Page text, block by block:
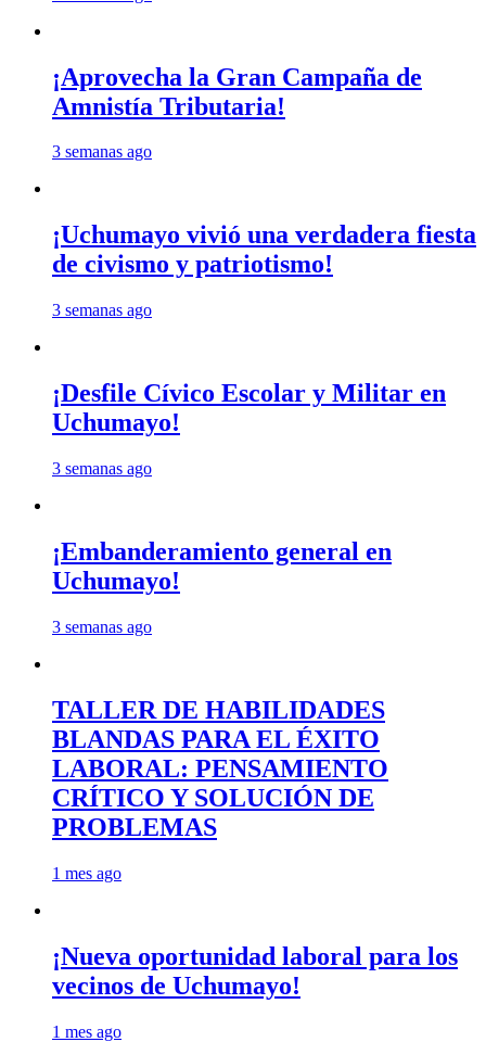
¡Aprovecha la Gran Campaña de
Amnistía Tributaria!
3 semanas ago
¡Uchumayo vivió una verdadera fiesta
de civismo y patriotismo!
3 semanas ago
¡Desfile Cívico Escolar y Militar en
Uchumayo!
3 semanas ago
¡Embanderamiento general en
Uchumayo!
3 semanas ago
TALLER DE HABILIDADES
BLANDAS PARA EL ÉXITO
LABORAL: PENSAMIENTO
CRÍTICO Y SOLUCIÓN DE
PROBLEMAS
1 mes ago
¡Nueva oportunidad laboral para los
vecinos de Uchumayo!
1 mes ago